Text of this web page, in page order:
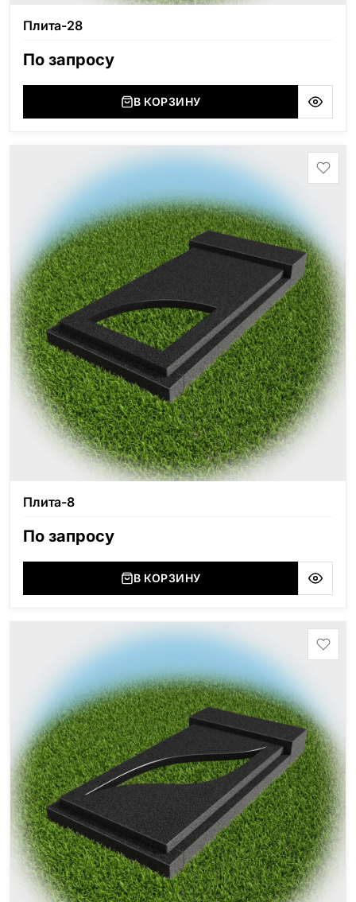
Плита-28
По запросу
В КОРЗИНУ
Плита-8
По запросу
В КОРЗИНУ